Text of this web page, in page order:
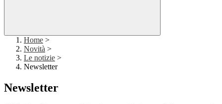
Home >
Novità >
Le notizie >
Newsletter
Newsletter